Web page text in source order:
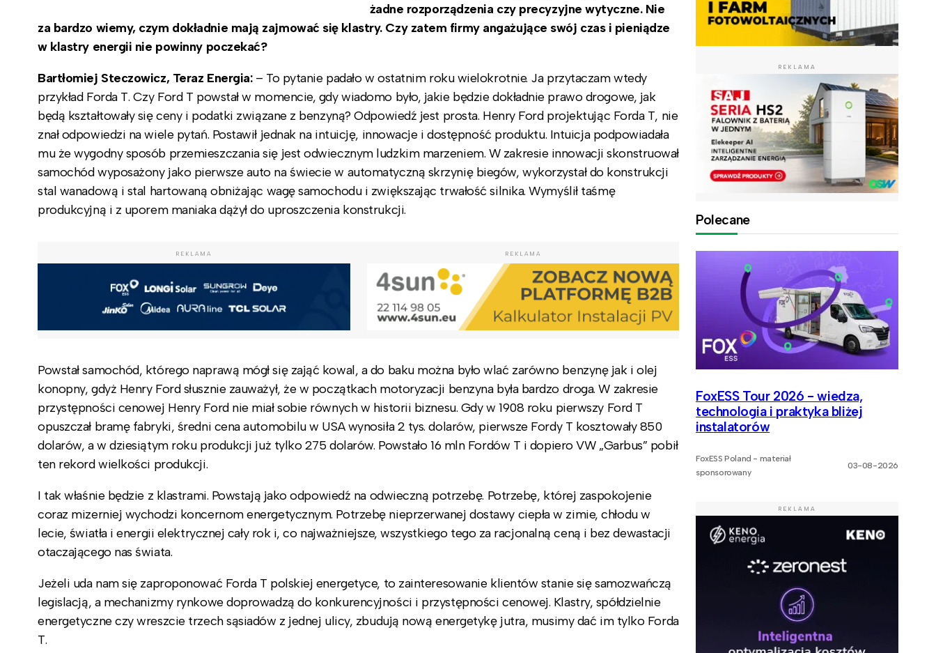
żadne rozporządzenia czy precyzyjne wytyczne. Nie
za bardzo wiemy, czym dokładnie mają zajmować się klastry. Czy zatem firmy angażujące swój czas i pieniądze
w klastry energii nie powinny poczekać?
Bartłomiej Steczowicz, Teraz Energia: – To pytanie padało w ostatnim roku wielokrotnie. Ja przytaczam wtedy
przykład Forda T. Czy Ford T powstał w momencie, gdy wiadomo było, jakie będzie dokładnie prawo drogowe, jak
będą kształtowały się ceny i podatki związane z benzyną? Odpowiedź jest prosta. Henry Ford projektując Forda T, nie
znał odpowiedzi na wiele pytań. Postawił jednak na intuicję, innowacje i dostępność produktu. Intuicja podpowiadała
mu że wygodny sposób przemieszczania się jest odwiecznym ludzkim marzeniem. W zakresie innowacji skonstruował
samochód wyposażony jako pierwsze auto na świecie w automatyczną skrzynię biegów, wykorzystał do konstrukcji
stal wanadową i stal hartowaną obniżając wagę samochodu i zwiększając trwałość silnika. Wymyślił taśmę
produkcyjną i z uporem maniaka dążył do uproszczenia konstrukcji.
REKLAMA REKLAMA
Powstał samochód, którego naprawą mógł się zająć kowal, a do baku można było wlać zarówno benzynę jak i olej
konopny, gdyż Henry Ford słusznie zauważył, że w początkach motoryzacji benzyna była bardzo droga. W zakresie
przystępności cenowej Henry Ford nie miał sobie równych w historii biznesu. Gdy w 1908 roku pierwszy Ford T
opuszczał bramę fabryki, średni cena automobilu w USA wynosiła 2 tys. dolarów, pierwsze Fordy T kosztowały 850
dolarów, a w dziesiątym roku produkcji już tylko 275 dolarów. Powstało 16 mln Fordów T i dopiero VW „Garbus” pobił
ten rekord wielkości produkcji.
I tak właśnie będzie z klastrami. Powstają jako odpowiedź na odwieczną potrzebę. Potrzebę, której zaspokojenie
coraz mizerniej wychodzi koncernom energetycznym. Potrzebę nieprzerwanej dostawy ciepła w zimie, chłodu w
lecie, światła i energii elektrycznej cały rok i, co najważniejsze, wszystkiego tego za racjonalną ceną i bez dewastacji
otaczającego nas świata.
Jeżeli uda nam się zaproponować Forda T polskiej energetyce, to zainteresowanie klientów stanie się samozwańczą
legislacją, a mechanizmy rynkowe doprowadzą do konkurencyjności i przystępności cenowej. Klastry, spółdzielnie
energetyczne czy wreszcie trzech sąsiadów z jednej ulicy, zbudują nową energetykę jutra, musimy dać im tylko Forda
T.
REKLAMA
Polecane
FoxESS Tour 2026 - wiedza,
technologia i praktyka bliżej
instalatorów
FoxESS Poland - materiał
sponsorowany
03-08-2026
REKLAMA